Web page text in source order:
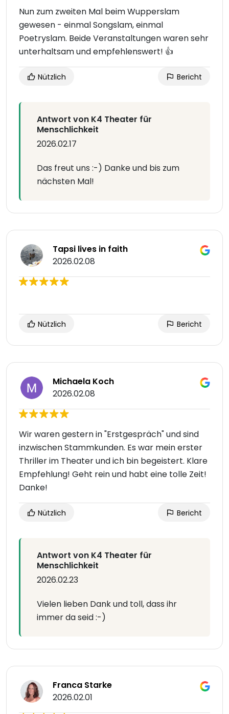
Nun zum zweiten Mal beim Wupperslam
gewesen - einmal Songslam, einmal
Poetryslam. Beide Veranstaltungen waren sehr
unterhaltsam und empfehlenswert! 👍
Nützlich Bericht
Antwort von K4 Theater für
Menschlichkeit
2026.02.17
Das freut uns :-) Danke und bis zum
nächsten Mal!
Tapsi lives in faith
2026.02.08
Nützlich Bericht
Michaela Koch
2026.02.08
Wir waren gestern in "Erstgespräch" und sind
inzwischen Stammkunden. Es war mein erster
Thriller im Theater und ich bin begeistert. Klare
Empfehlung! Geht rein und habt eine tolle Zeit!
Danke!
Nützlich Bericht
Antwort von K4 Theater für
Menschlichkeit
2026.02.23
Vielen lieben Dank und toll, dass ihr
immer da seid :-)
Franca Starke
2026.02.01